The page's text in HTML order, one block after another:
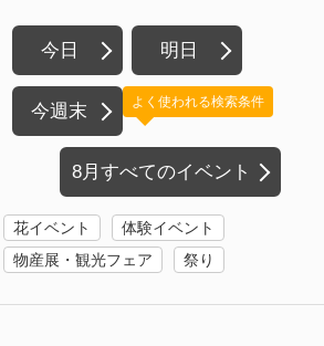
今日 明日
今週末
8月すべてのイベント
よく使われる検索条件
花イベント
体験イベント
物産展・観光フェア
祭り